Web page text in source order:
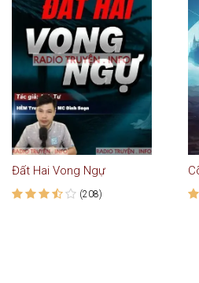
Đất Hai Vong Ngự
(208)